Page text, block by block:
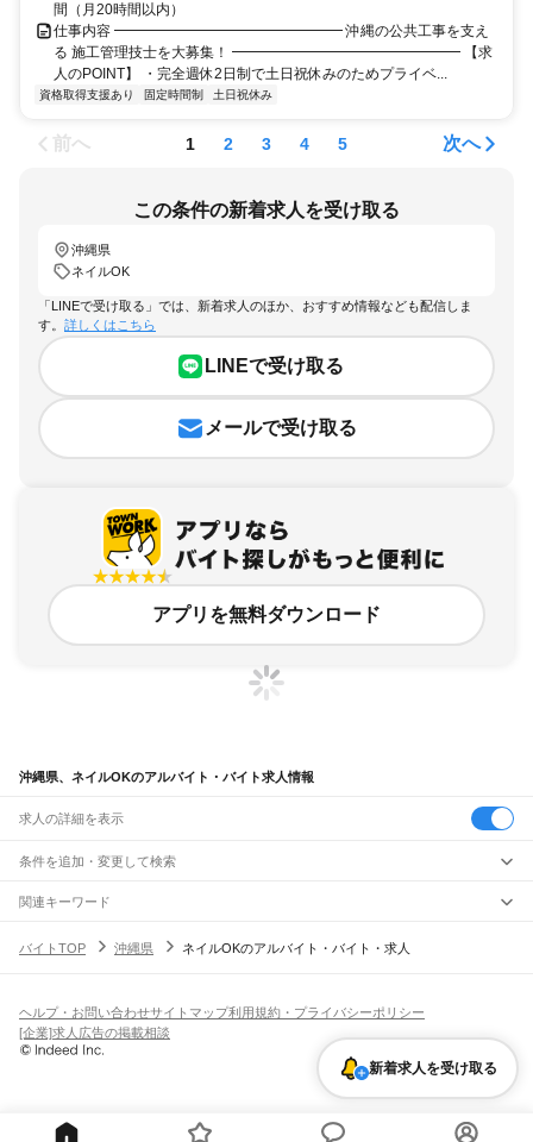
間（月20時間以内）
仕事内容 ━━━━━━━━━━━━━━━━ 沖縄の公共工事を支え
る 施工管理技士を大募集！ ━━━━━━━━━━━━━━━━ 【求
人のPOINT】 ・完全週休2日制で土日祝休みのためプライベ...
資格取得支援あり 固定時間制 土日祝休み
前へ 1 2 3 4 5 次へ
この条件の新着求人を受け取る
沖縄県
ネイルOK
「LINEで受け取る」では、新着求人のほか、おすすめ情報なども配信しま
す。 詳しくはこちら
LINEで受け取る
メールで受け取る
アプリを無料ダウンロード
沖縄県、ネイルOKのアルバイト・バイト求人情報
求人の詳細を表示
条件を追加・変更して検索
市区町村を追加・変更
沖縄県すべて
駅を追加・変更
那覇空港駅
赤嶺駅 小禄駅 奥武山公園駅壺川駅旭橋駅 県庁前駅 美栄橋駅
安里駅 おもろまち駅古島駅
てだこ浦西駅
飲食・フードサービス
飲食・フードサービス
ホールスタッフ
皿洗い・洗い場精肉・鮮魚加工
バー（BAR）・バーテンダー
飲食店（店長・マネージャー）
営業・販売
特徴を追加・変更
人気
髪型・髪色自由ひげOKネイルOK
留学生・外国人活躍中
短期 単発・1日OK 期間限定（春夏冬休み等）
契約社員
関連キーワード
沖縄県 ネイルOK 韓国語 沖縄県 美容クリニック ネイルok
バイトTOP 沖縄県 ネイルOKのアルバイト・バイト・求人
新着求人を受け取る
ヘルプ・お問い合わせサイトマップ利用規約・プライバシーポリシー
[企業]求人広告の掲載相談